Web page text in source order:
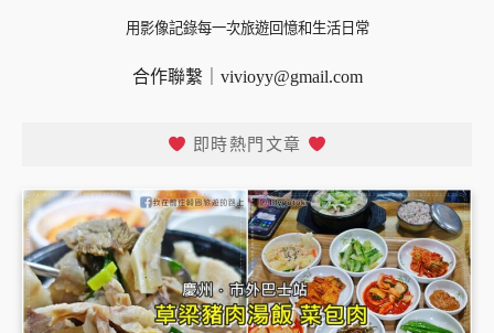
用影像記錄每一次旅遊回憶和生活日常
合作聯繫｜ vivioyy@gmail.com
即時熱門文章